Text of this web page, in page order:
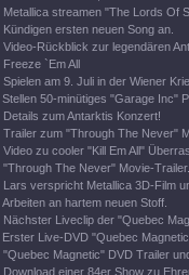
Metallica streamen "The Lords Of
Kündigen ersten neuen Song an.
Video-Rückblick zur legendären
Freeze `Em All
Spielen am 9. Juli in der Wiener
Stellen 50-minütiges "Garage Inc"
Details zum Antarktis Konzert!
Trailer zum "Through The Never"
Video zu cooler "Kill Em All"
"Through The Never" Movie-Trailer.
Lars verspricht Metallica 3D-Film
Arbeiten an hartem neuen Stoff.
Nächster Liveclip der "Quebec
Erster Live-DVD "Quebec
"Quebec Magnetic" DVD Trailer
Download einer 84er Show zu